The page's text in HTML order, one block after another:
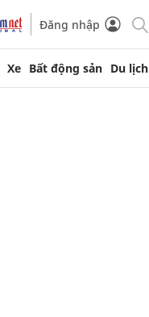
Đăng nhập
Xe Bất động sản Du lịch